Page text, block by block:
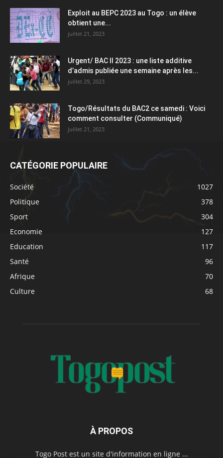
Exploit au BEPC 2023 au Togo : un élève
obtient une...
juillet 21, 2023
Urgent/ BAC II 2023 : une liste additive
d’admis publiée une semaine après les...
juillet 29, 2023
Togo/Résultats du BAC2 ce samedi : Voici
comment consulter (Communiqué)
juillet 21, 2023
CATÉGORIE POPULAIRE
Société
1027
Politique
378
Sport
304
Economie
127
Education
117
Santé
96
Afrique
70
Culture
68
À PROPOS
Togo Post est un site d'information en ligne ...